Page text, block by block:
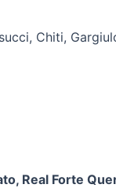
Chiti,
Real Forte